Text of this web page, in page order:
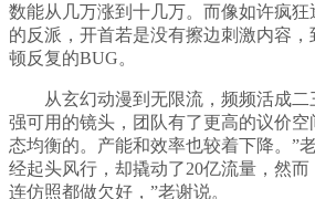
数能从几万涨到十几万。而像如许疯
的反派，开首若是没有擦边刺激内容
顿反复的BUG。
从玄幻动漫到无限流，频频活成二
强可用的镜头，团队有了更高的议价空
态均衡的。产能和效率也较着下降。”
经起头风行，却撬动了20亿流量，然而
连仿照都做欠好，”老谢说。